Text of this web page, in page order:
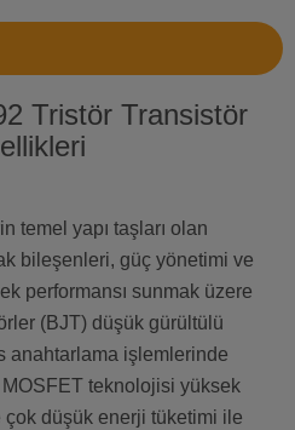
Tristör Transistör
temel yapı taşları olan
bileşenleri, güç yönetimi ve
performansı sunmak üzere
(BJT) düşük gürültülü
anahtarlama işlemlerinde
MOSFET teknolojisi yüksek
düşük enerji tüketimi ile